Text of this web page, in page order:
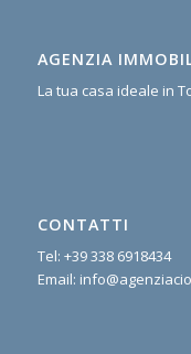
AGENZIA
La tua casa ideale in
CONTATTI
Tel: +39 338 6918434
Email: